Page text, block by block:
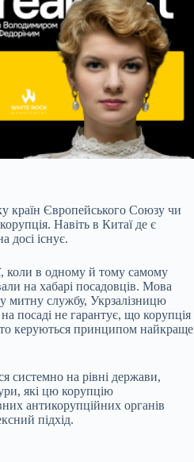
країн Європейського Союзу чи
Навіть в Китаї де є
досі існує.
коли в одному й тому самому
на хабарі посадовців. Мова
митну службу, Укрзалізницю
посаді не гарантує, що корупція
керуються принципом найкраще
системно на рівні держави,
які цю корупцію
антикорупційних органів
підхід.